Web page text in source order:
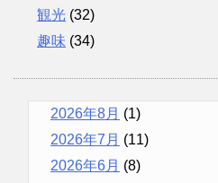
観光 (32)
趣味 (34)
2026年8月 (1)
2026年7月 (11)
2026年6月 (8)